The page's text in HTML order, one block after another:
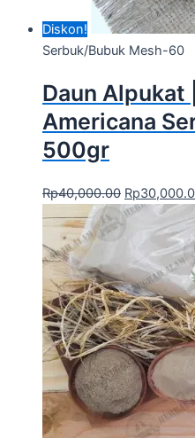
Diskon!
Serbuk/Bubuk Mesh-60
Daun Alpukat
Americana
500gr
Rp40,000.00 Rp